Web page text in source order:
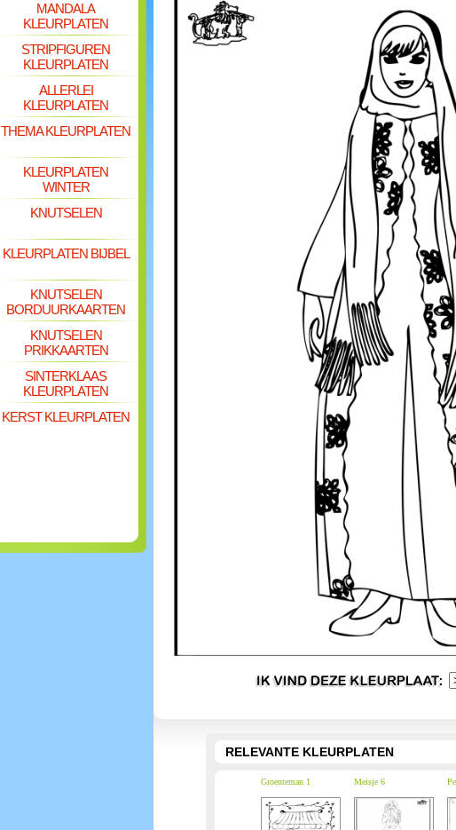
MANDALA
KLEURPLATEN
STRIPFIGUREN
KLEURPLATEN
ALLERLEI
KLEURPLATEN
THEMA KLEURPLATEN
KLEURPLATEN
WINTER
KNUTSELEN
KLEURPLATEN BIJBEL
KNUTSELEN
BORDUURKAARTEN
KNUTSELEN
PRIKKAARTEN
SINTERKLAAS
KLEURPLATEN
KERST KLEURPLATEN
RELEVANTE KLEURPLATEN
Groenteman 1 Meisje 6